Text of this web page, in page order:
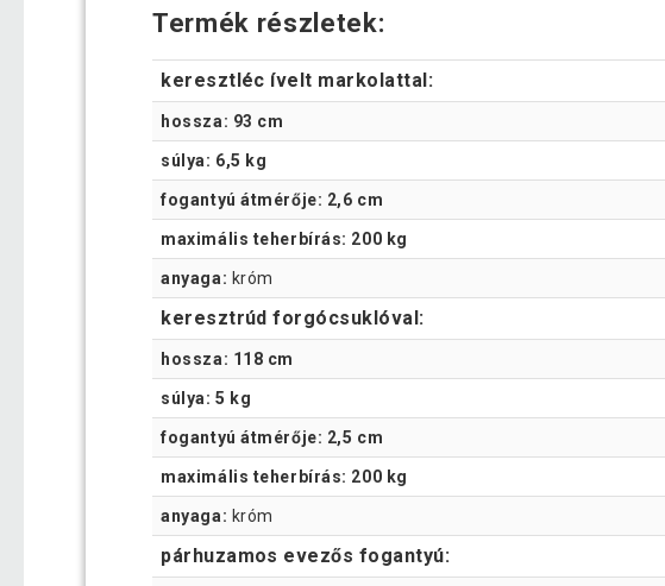
Termék részletek:
keresztléc ívelt markolattal:
hossza: 93 cm
súlya: 6,5 kg
fogantyú átmérője: 2,6 cm
maximális teherbírás: 200 kg
anyaga: króm
keresztrúd forgócsuklóval:
hossza: 118 cm
súlya: 5 kg
fogantyú átmérője: 2,5 cm
maximális teherbírás: 200 kg
anyaga: króm
párhuzamos evezős fogantyú: